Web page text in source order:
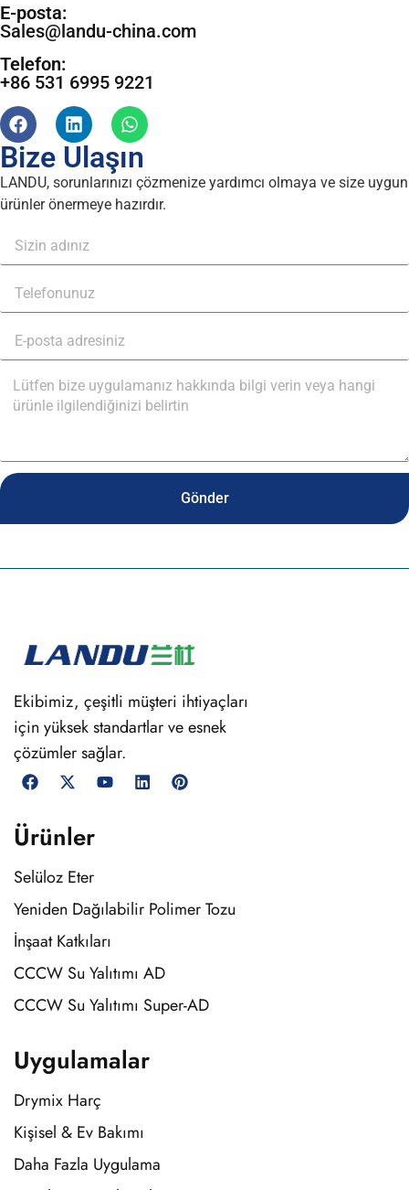
E-posta:
Sales@landu-china.com
Telefon:
+86 531 6995 9221
Bize Ulaşın
LANDU, sorunlarınızı çözmenize yardımcı olmaya ve size uygun
ürünler önermeye hazırdır.
Gönder
Ekibimiz, çeşitli müşteri ihtiyaçları
için yüksek standartlar ve esnek
çözümler sağlar.
Ürünler
Selüloz Eter
Yeniden Dağılabilir Polimer Tozu
İnşaat Katkıları
CCCW Su Yalıtımı AD
CCCW Su Yalıtımı Super-AD
Uygulamalar
Drymix Harç
Kişisel & Ev Bakımı
Daha Fazla Uygulama